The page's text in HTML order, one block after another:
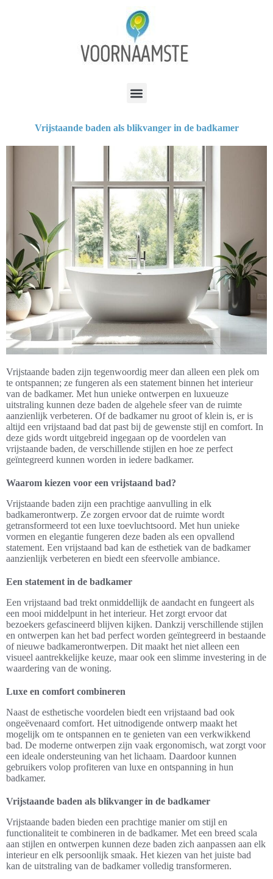
Vrijstaande baden als blikvanger in de badkamer
Vrijstaande baden zijn tegenwoordig meer dan alleen een plek om
te ontspannen; ze fungeren als een statement binnen het interieur
van de badkamer. Met hun unieke ontwerpen en luxueuze
uitstraling kunnen deze baden de algehele sfeer van de ruimte
aanzienlijk verbeteren. Of de badkamer nu groot of klein is, er is
altijd een vrijstaand bad dat past bij de gewenste stijl en comfort. In
deze gids wordt uitgebreid ingegaan op de voordelen van
vrijstaande baden, de verschillende stijlen en hoe ze perfect
geïntegreerd kunnen worden in iedere badkamer.
Waarom kiezen voor een vrijstaand bad?
Vrijstaande baden zijn een prachtige aanvulling in elk
badkamerontwerp. Ze zorgen ervoor dat de ruimte wordt
getransformeerd tot een luxe toevluchtsoord. Met hun unieke
vormen en elegantie fungeren deze baden als een opvallend
statement. Een vrijstaand bad kan de esthetiek van de badkamer
aanzienlijk verbeteren en biedt een sfeervolle ambiance.
Een statement in de badkamer
Een vrijstaand bad trekt onmiddellijk de aandacht en fungeert als
een mooi middelpunt in het interieur. Het zorgt ervoor dat
bezoekers gefascineerd blijven kijken. Dankzij verschillende stijlen
en ontwerpen kan het bad perfect worden geïntegreerd in bestaande
of nieuwe badkamerontwerpen. Dit maakt het niet alleen een
visueel aantrekkelijke keuze, maar ook een slimme investering in de
waardering van de woning.
Luxe en comfort combineren
Naast de esthetische voordelen biedt een vrijstaand bad ook
ongeëvenaard comfort. Het uitnodigende ontwerp maakt het
mogelijk om te ontspannen en te genieten van een verkwikkend
bad. De moderne ontwerpen zijn vaak ergonomisch, wat zorgt voor
een ideale ondersteuning van het lichaam. Daardoor kunnen
gebruikers volop profiteren van luxe en ontspanning in hun
badkamer.
Vrijstaande baden als blikvanger in de badkamer
Vrijstaande baden bieden een prachtige manier om stijl en
functionaliteit te combineren in de badkamer. Met een breed scala
aan stijlen en ontwerpen kunnen deze baden zich aanpassen aan elk
interieur en elk persoonlijk smaak. Het kiezen van het juiste bad
kan de uitstraling van de badkamer volledig transformeren.